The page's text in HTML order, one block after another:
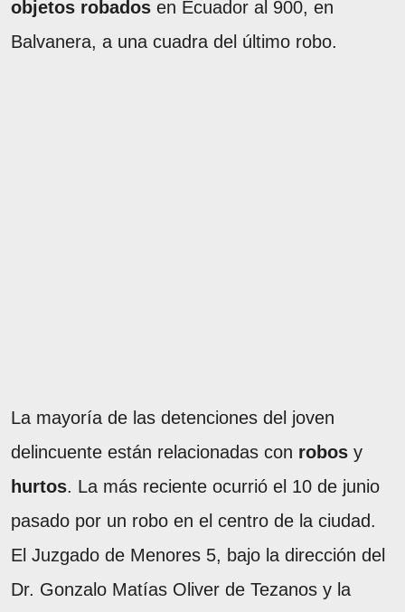
objetos robados en Ecuador al 900, en
Balvanera, a una cuadra del último robo.
La mayoría de las detenciones del joven
delincuente están relacionadas con robos y
hurtos. La más reciente ocurrió el 10 de junio
pasado por un robo en el centro de la ciudad.
El Juzgado de Menores 5, bajo la dirección del
Dr. Gonzalo Matías Oliver de Tezanos y la